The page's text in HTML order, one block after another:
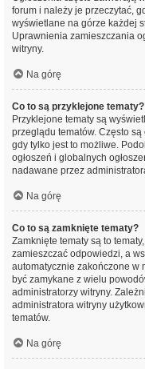
forum i należy je przeczytać,
wyświetlane na górze każdej
Uprawnienia zamieszczania
witryny.
Na górę
Co to są przyklejone tematy?
Przyklejone tematy są
przeglądu tematów. Często
gdy tylko jest to możliwe.
ogłoszeń i globalnych
nadawane przez
Na górę
Co to są zamknięte tematy?
Zamknięte tematy są to
zamieszczać odpowiedzi, a
automatycznie zakończone w
być zamykane z wielu
administratorzy witryny.
administratora witryny
tematów.
Na górę